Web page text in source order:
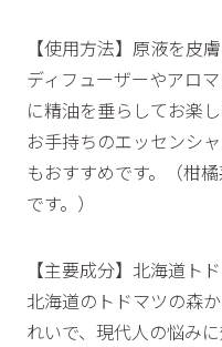
【使用方法】原液を皮
ディフューザーやアロ
に精油を垂らしてお楽し
お手持ちのエッセンシ
もおすすめです。（柑
です。）
【主要成分】北海道ト
北海道のトドマツの森
れいで、現代人の悩み